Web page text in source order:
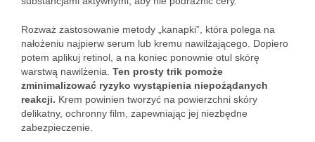
Rozważ zastosowanie metody „kanapki”, która polega na
nałożeniu najpierw serum lub kremu nawilżającego. Dopiero
potem aplikuj retinol, a na koniec ponownie otul skórę
warstwą nawilżenia. Ten prosty trik pomoże
zminimalizować ryzyko wystąpienia niepożądanych
reakcji. Krem powinien tworzyć na powierzchni skóry
delikatny, ochronny film, zapewniając jej niezbędne
zabezpieczenie.